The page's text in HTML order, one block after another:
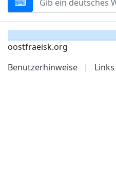
oostfraeisk.org
Benutzerhinweise
| Links